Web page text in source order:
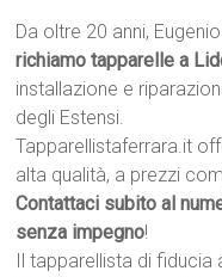
Da oltre 20 anni,
richiamo tapparelle a
installazione e
degli Estensi.
Tapparellistaferrara.it
alta qualità, a prezzi
Contattaci subito al
senza impegno!
Il tapparellista di